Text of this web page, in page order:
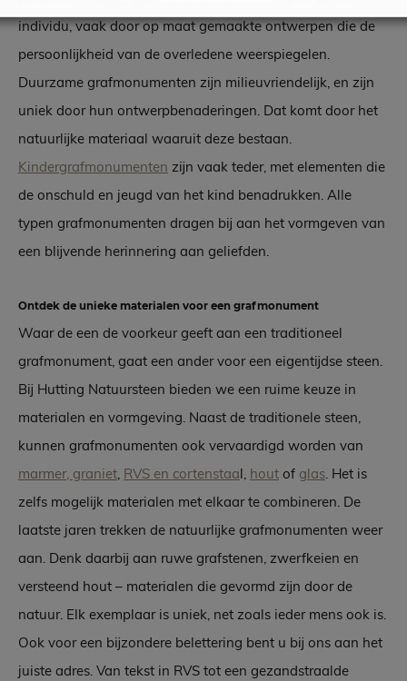
individu, vaak door op maat gemaakte ontwerpen die de
persoonlijkheid van de overledene weerspiegelen.
Duurzame grafmonumenten zijn milieuvriendelijk, en zijn
uniek door hun ontwerpbenaderingen. Dat komt door het
natuurlijke materiaal waaruit deze bestaan.
Kindergrafmonumenten zijn vaak teder, met elementen die
de onschuld en jeugd van het kind benadrukken. Alle
typen grafmonumenten dragen bij aan het vormgeven van
een blijvende herinnering aan geliefden.
Ontdek de unieke materialen voor een grafmonument
Waar de een de voorkeur geeft aan een traditioneel
grafmonument, gaat een ander voor een eigentijdse steen.
Bij Hutting Natuursteen bieden we een ruime keuze in
materialen en vormgeving. Naast de traditionele steen,
kunnen grafmonumenten ook vervaardigd worden van
marmer, graniet, RVS en cortenstaal, hout of glas. Het is
zelfs mogelijk materialen met elkaar te combineren. De
laatste jaren trekken de natuurlijke grafmonumenten weer
aan. Denk daarbij aan ruwe grafstenen, zwerfkeien en
versteend hout – materialen die gevormd zijn door de
natuur. Elk exemplaar is uniek, net zoals ieder mens ook is.
Ook voor een bijzondere belettering bent u bij ons aan het
juiste adres. Van tekst in RVS tot een gezandstraalde